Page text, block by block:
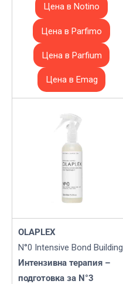
Цена в Notino
Цена в Parfimo
Цена в Parfium
Цена в Emag
OLAPLEX
N°0 Intensive Bond Building
Интензивна терапия –
подготовка за N°3